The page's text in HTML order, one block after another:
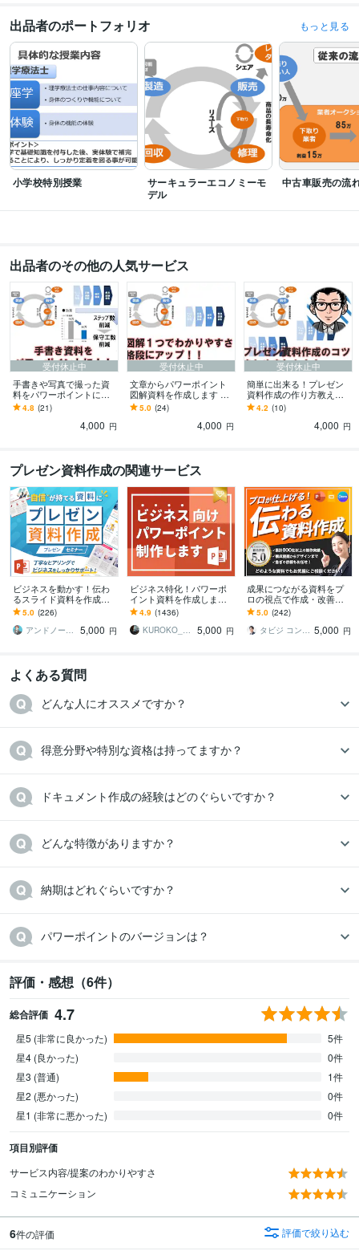
得意分野
ビジネス代行・事務代行 企画書・プレゼン資料作成
出品者のポートフォリオ もっと見る
小学校特別授業
サーキュラーエコノミーモ
デル
中古車販売の流
出品者のその他の人気サービス
受付休止中
手書きや写真で撮った資
料をパワーポイントにし
ます ★至急対応可スペシ
ャリスト資格保有者が作
4.8 (21)
4,000 円
受付休止中
文章からパワーポイント
図解資料を作成します ■
至急対応可スペシャリス
ト資格保有者が作成しま
5.0 (24)
4,000 円
受付休止中
簡単に出来る！プレゼン
資料作成の作り方教えま
す 資料の作り方が分から
ないあなたにおススメ
4.2 (10)
4,000 円
プレゼン資料作成の関連サービス
ビジネスを動かす！伝わ
るスライド資料を作成し
ます 営業資料・プレゼン
資料・企画書・セミナー
資料のパワポ作成
5.0 (226)
アンドノーツ｜スライドデザイナー
5,000 円
ビジネス特化！パワーポ
イント資料を作成します
元コンサル/現デザイナー
が作成！ビジネス向けパ
ワポ資料
4.9 (1436)
KUROKO_001
5,000 円
成果につながる資料をプ
ロの視点で作成・改善し
ます 営業資料・提案書・
プレゼン資料｜構成から
デザインまで対応
5.0 (242)
タビジ コンサル｜資料作成のプロ 5,000 円
よくある質問
どんな人にオススメですか？
得意分野や特別な資格は持ってますか？
ドキュメント作成の経験はどのぐらいですか？
どんな特徴がありますか？
納期はどれぐらいですか？
パワーポイントのバージョンは？
評価・感想（6件）
総合評価 4.7
星5 (非常に良かった)
5件
星4 (良かった)
0件
星3 (普通)
1件
星2 (悪かった)
0件
星1 (非常に悪かった)
0件
項目別評価
サービス内容/提案のわかりやすさ
コミュニケーション
6件の評価 評価で絞り込む